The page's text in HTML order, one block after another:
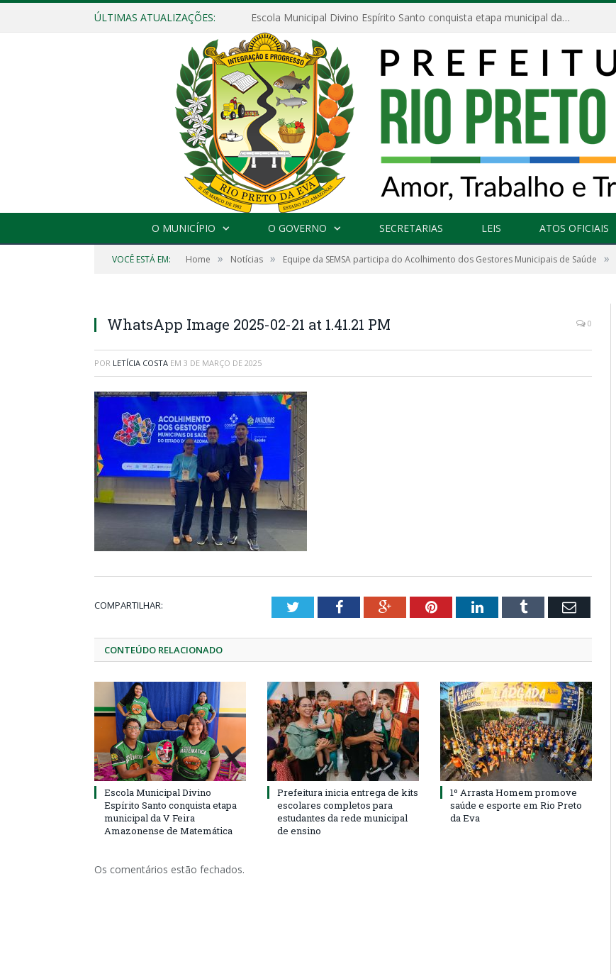
ÚLTIMAS ATUALIZAÇÕES: Escola Municipal Divino Espírito Santo conquista etapa municipal da V Feira Amazonense de Matemática
O MUNICÍPIO O GOVERNO SECRETARIAS LEIS ATOS OFICIAIS
VOCÊ ESTÁ EM: Home » Notícias » Equipe da SEMSA participa do Acolhimento dos Gestores Municipais de Saúde »
WhatsApp Image 2025-02-21 at 1.41.21 PM 0
POR LETÍCIA COSTA EM 3 DE MARÇO DE 2025
COMPARTILHAR: TwitterFacebookGoogle+PinterestLinkedInTumblr Email
CONTEÚDO RELACIONADO
Escola Municipal Divino
Espírito Santo conquista etapa
municipal da V Feira
Amazonense de Matemática
Prefeitura inicia entrega de kits
escolares completos para
estudantes da rede municipal
de ensino
1º Arrasta Homem promove
saúde e esporte em Rio Preto
da Eva
Os comentários estão fechados.